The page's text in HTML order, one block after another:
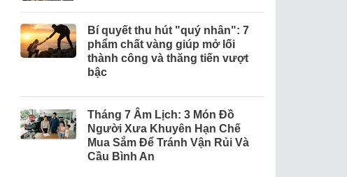
Bí quyết thu hút "quý nhân": 7
phẩm chất vàng giúp mở lối
thành công và thăng tiến vượt
bậc
Tháng 7 Âm Lịch: 3 Món Đồ
Người Xưa Khuyên Hạn Chế
Mua Sắm Để Tránh Vận Rủi Và
Cầu Bình An